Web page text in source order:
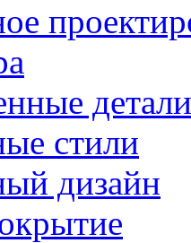
детали
стили
дизайн